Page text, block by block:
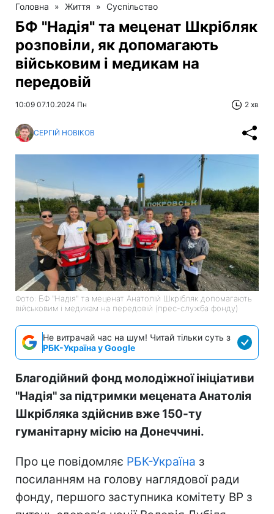
Головна » Життя » Суспільство
БФ "Надія" та меценат Шкрібляк
розповіли, як допомагають
військовим і медикам на
передовій
10:09 07.10.2024 Пн 2 хв
СЕРГІЙ НОВІКОВ
Фото: БФ "Надія" та меценат Анатолій Шкрібляк допомагають
військовим і медикам на передовій (прес-служба фонду)
Не витрачай час на шум! Читай тільки суть з
РБК-Україна у Google
Благодійний фонд молодіжної ініціативи
"Надія" за підтримки мецената Анатолія
Шкрібляка здійснив вже 150-ту
гуманітарну місію на Донеччині.
Про це повідомляє РБК-Україна з
посиланням на голову наглядової ради
фонду, першого заступника комітету ВР з